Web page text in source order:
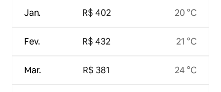
Jan.
Fev.
Mar.
R$ 402
R$ 432
R$ 381
20 °C
21 °C
24 °C